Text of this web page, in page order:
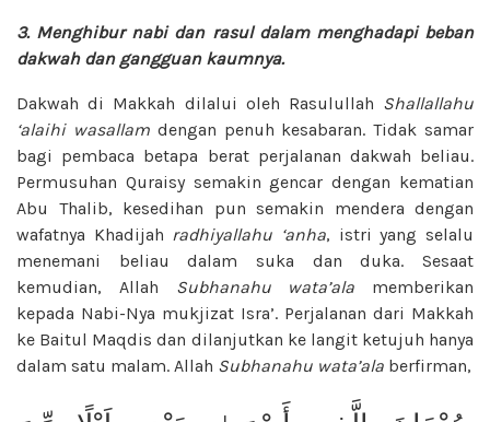
3. Menghibur nabi dan rasul dalam menghadapi beban
dakwah dan gangguan kaumnya.
Dakwah di Makkah dilalui oleh Rasulullah Shallallahu
‘alaihi wasallamdengan penuh kesabaran. Tidak samar
bagi pembaca betapa berat perjalanan dakwah beliau.
Permusuhan Quraisy semakin gencar dengan kematian
Abu Thalib, kesedihan pun semakin mendera dengan
wafatnya Khadijah radhiyallahu ‘anha, istri yang selalu
menemani beliau dalam suka dan duka. Sesaat
kemudian, Allah Subhanahu wata’ala memberikan
kepada Nabi-Nya mukjizat Isra’. Perjalanan dari Makkah
ke Baitul Maqdis dan dilanjutkan ke langit ketujuh hanya
dalam satu malam. Allah Subhanahu wata’ala berfirman,